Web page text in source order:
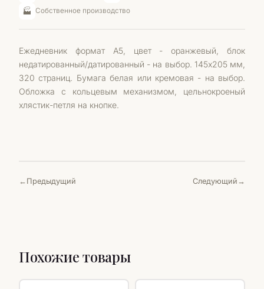
🏭 Собственное производство
Ежедневник формат А5, цвет - оранжевый, блок
недатированный/датированный - на выбор. 145х205 мм,
320 страниц. Бумага белая или кремовая - на выбор.
Обложка с кольцевым механизмом, цельнокроеный
хлястик-петля на кнопке.
Предыдущий Следующий
Похожие товары